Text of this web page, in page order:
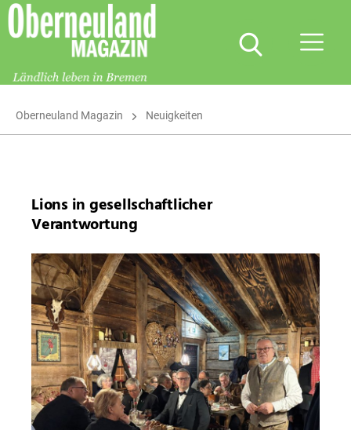
Oberneuland
Magazin
Oberneuland Magazin Neuigkeiten
Lions in gesellschaftlicher
Verantwortung